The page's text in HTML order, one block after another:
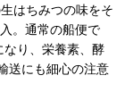
はちみつの味をそ
。通常の船便で
り、栄養素、酵
送にも細心の注意